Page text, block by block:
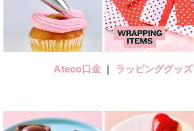
Ateco口金 ｜ ラッピンググッズ